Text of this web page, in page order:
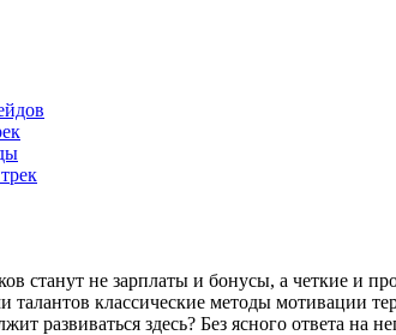
станут не зарплаты и бонусы, а четкие и
классические методы мотивации
развиваться здесь? Без ясного ответа